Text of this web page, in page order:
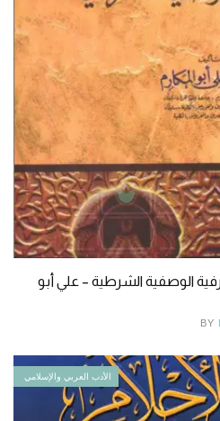
الوصفية الشرطية – علي أبو
BY
الأدب العربي والإسلامي